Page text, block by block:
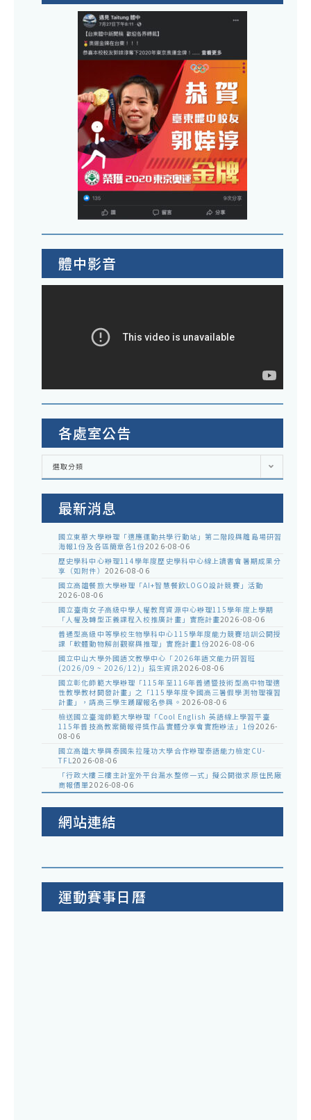
體中影音
各處室公告
各
室
選取分類
最新消息
國立東華大學辦理「適應運動共學行動站」第二階段與離島場研習
海報1份及各區簡章各1份2026-08-06
歷史學科中心辦理114學年度歷史學科中心線上讀書會暑期成果分
享（如附件） 2026-08-06
國立高雄餐旅大學辦理「AI+智慧餐飲LOGO設計競賽」活動
2026-08-06
國立臺南女子高級中學人權教育資源中心辦理115學年度上學期
「人權及轉型正義課程入校推廣計畫」實施計畫2026-08-06
普通型高級中等學校生物學科中心115學年度能力競賽培訓公開授
課「軟體動物解剖觀察與推理」實施計畫1份2026-08-06
國立中山大學外國語文教學中心「2026年語文能力研習班
(2026/09 ~ 2026/12)」招生資訊2026-08-06
國立彰化師範大學辦理「115年至116年普通暨技術型高中物理適
性教學教材開發計畫」之「115學年度全國高三暑假學測物理複習
計畫」，請高三學生踴躍報名參與。 2026-08-06
檢送國立臺灣師範大學辦理「Cool English 英語線上學習平臺
115年普技高教案簡報得獎作品實體分享會實施辦法」1份2026-
08-06
國立高雄大學與泰國朱拉隆功大學合作辦理泰語能力檢定CU-
TFL2026-08-06
「行政大樓三樓主計室外平台漏水整修一式」擬公開徵求原住民廠
商報價單2026-08-06
網站連結
運動賽事日曆